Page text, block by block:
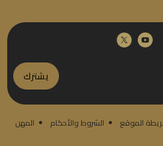
يشترك
الموقع الشروط والأحكام المهن